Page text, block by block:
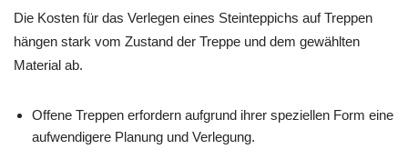
Die Kosten für das Verlegen eines Steinteppichs auf Treppen
hängen stark vom Zustand der Treppe und dem gewählten
Material ab.
Offene Treppen erfordern aufgrund ihrer speziellen Form eine
aufwendigere Planung und Verlegung.